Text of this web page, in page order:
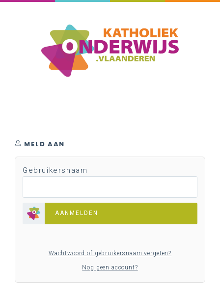
MELD AAN
Gebruikersnaam
AANMELDEN
Wachtwoord of gebruikersnaam vergeten?
Nog geen account?